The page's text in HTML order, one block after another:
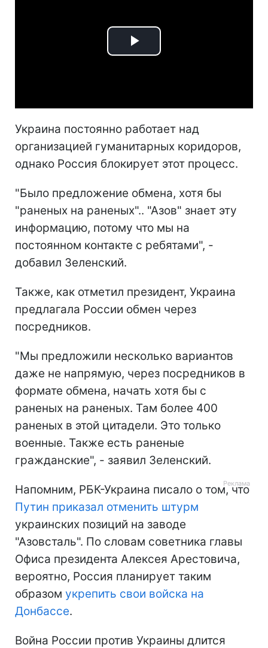
Play
Украина постоянно работает над
организацией гуманитарных коридоров,
однако Россия блокирует этот процесс.
"Было предложение обмена, хотя бы
"раненых на раненых".. "Азов" знает эту
информацию, потому что мы на
постоянном контакте с ребятами", -
добавил Зеленский.
Также, как отметил президент, Украина
предлагала России обмен через
посредников.
"Мы предложили несколько вариантов
даже не напрямую, через посредников в
формате обмена, начать хотя бы с
раненых на раненых. Там более 400
раненых в этой цитадели. Это только
военные. Также есть раненые
гражданские", - заявил Зеленский.
Напомним, РБК-Украина писало о том, что
Путин приказал отменить штурм
украинских позиций на заводе
"Азовсталь". По словам советника главы
Офиса президента Алексея Арестовича,
вероятно, Россия планирует таким
образом укрепить свои войска на
Донбассе.
Война России против Украины длится